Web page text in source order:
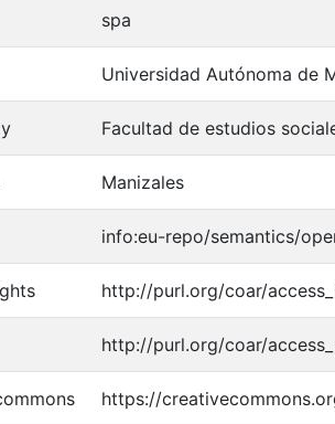
spa
Universidad Autónoma de
Facultad de estudios
Manizales
info:eu-repo/semantics/
http://purl.org/coar/
http://purl.org/coar/
https://